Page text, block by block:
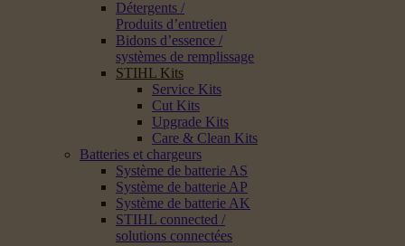
Détergents /
Produits d’entretien
Bidons d’essence /
systèmes de remplissage
STIHL Kits
Service Kits
Cut Kits
Upgrade Kits
Care & Clean Kits
Batteries et chargeurs
Système de batterie AS
Système de batterie AP
Système de batterie AK
STIHL connected /
solutions connectées